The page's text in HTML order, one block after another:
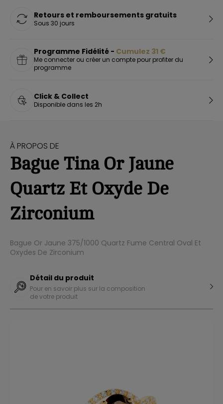
Retours et remboursements gratuits
Sous 30 jours
Programme Fidélité - Cumulez 31 €
Me connecter ou créer un compte pour profiter du
programme
Click & Collect
Disponible dans les 2h
À PROPOS DE
Bague Tina Or Jaune
Quartz Et Oxyde De
Zirconium
Bague Or Jaune 375/1000 Quartz Fume Central Oval Et
Oxydes De Zirconium
Détail du produit
Pour en savoir plus sur la composition
de votre produit